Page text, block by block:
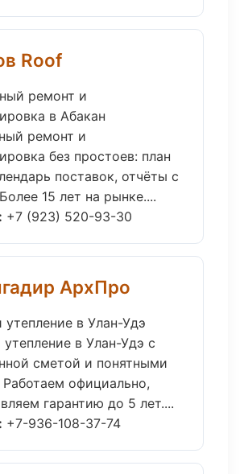
Roof
ремонт и
в Абакан
ремонт и
без простоев: план
поставок, отчёты с
15 лет на рынке....
+7 (923) 520-93-30
АрхПро
в Улан-Удэ
в Улан-Удэ с
сметой и понятными
официально,
гарантию до 5 лет....
+7-936-108-37-74